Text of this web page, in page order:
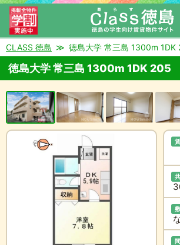
来店予約 お
CLASS 徳島 徳島大学 常三島 1300m 1DK
徳島大学 常三島 1300m 1DK 205